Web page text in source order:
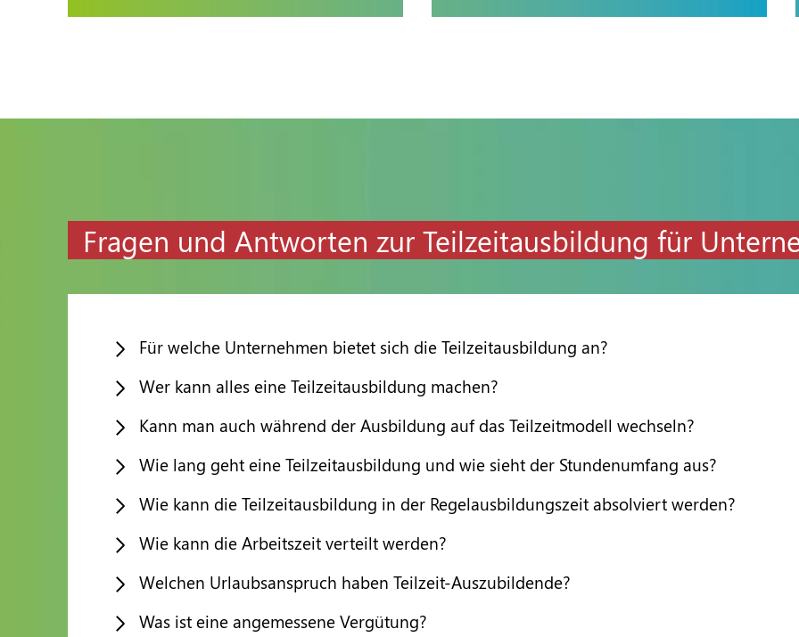
Fragen und Antworten zur Teilzeitausbildung für
Für welche Unternehmen bietet sich die Teilzeitausbildung an?
Wer kann alles eine Teilzeitausbildung machen?
Kann man auch während der Ausbildung auf das Teilzeitmodell wechseln?
Wie lang geht eine Teilzeitausbildung und wie sieht der Stundenumfang aus?
Wie kann die Teilzeitausbildung in der Regelausbildungszeit absolviert werden?
Wie kann die Arbeitszeit verteilt werden?
Welchen Urlaubsanspruch haben Teilzeit-Auszubildende?
Was ist eine angemessene Vergütung?